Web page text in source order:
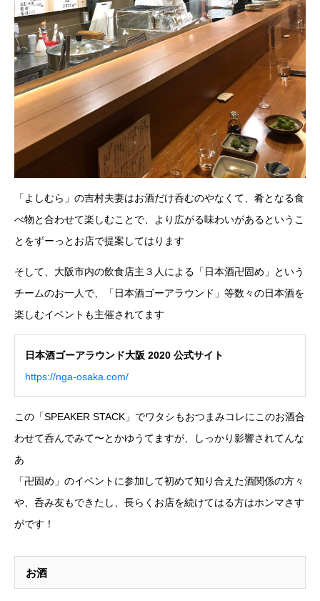
「よしむら」の吉村夫妻はお酒だけ呑むのやなくて、肴となる食
べ物と合わせて楽しむことで、より広がる味わいがあるというこ
とをずーっとお店で提案してはります
そして、大阪市内の飲食店主３人による「日本酒卍固め」という
チームのお一人で、「日本酒ゴーアラウンド」等数々の日本酒を
楽しむイベントも主催されてます
日本酒ゴーアラウンド大阪 2020 公式サイト
https://nga-osaka.com/
この「SPEAKER STACK」でワタシもおつまみコレにこのお酒合
わせて呑んでみて〜とかゆうてますが、しっかり影響されてんな
あ
「卍固め」のイベントに参加して初めて知り合えた酒関係の方々
や、呑み友もできたし、長らくお店を続けてはる方はホンマさす
がです！
お酒